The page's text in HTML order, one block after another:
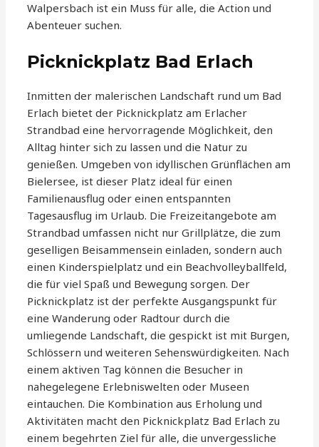
Walpersbach ist ein Muss für alle, die Action und
Abenteuer suchen.
Picknickplatz Bad Erlach
Inmitten der malerischen Landschaft rund um Bad
Erlach bietet der Picknickplatz am Erlacher
Strandbad eine hervorragende Möglichkeit, den
Alltag hinter sich zu lassen und die Natur zu
genießen. Umgeben von idyllischen Grünflächen am
Bielersee, ist dieser Platz ideal für einen
Familienausflug oder einen entspannten
Tagesausflug im Urlaub. Die Freizeitangebote am
Strandbad umfassen nicht nur Grillplätze, die zum
geselligen Beisammensein einladen, sondern auch
einen Kinderspielplatz und ein Beachvolleyballfeld,
die für viel Spaß und Bewegung sorgen. Der
Picknickplatz ist der perfekte Ausgangspunkt für
eine Wanderung oder Radtour durch die
umliegende Landschaft, die gespickt ist mit Burgen,
Schlössern und weiteren Sehenswürdigkeiten. Nach
einem aktiven Tag können die Besucher in
nahegelegene Erlebniswelten oder Museen
eintauchen. Die Kombination aus Erholung und
Aktivitäten macht den Picknickplatz Bad Erlach zu
einem begehrten Ziel für alle, die unvergessliche